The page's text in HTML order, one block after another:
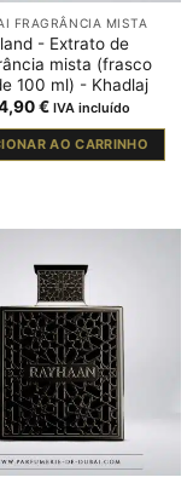
FRAGRÂNCIA MISTA
- Extrato de
mista (frasco
100 ml) - Khadlaj
€ IVA incluído
AO CARRINHO